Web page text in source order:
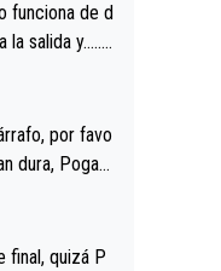
funciona de d
la salida y…..v
momentos t
por favo
dura, Pogac
la forma
final, quizá P